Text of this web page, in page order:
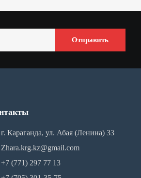
Отправить
г. Караганда, ул. Абая (Ленина) 33
Zhara.krg.kz@gmail.com
+7 (771) 297 77 13